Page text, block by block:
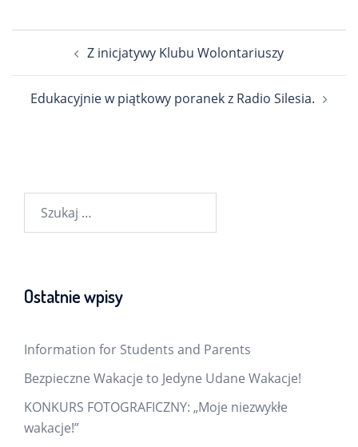
Z inicjatywy Klubu Wolontariuszy
Edukacyjnie w piątkowy poranek z Radio Silesia.
Ostatnie wpisy
Information for Students and Parents
Bezpieczne Wakacje to Jedyne Udane Wakacje!
KONKURS FOTOGRAFICZNY: „Moje niezwykłe
wakacje!”